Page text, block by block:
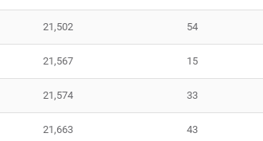
21,502 54
21,567 15
21,574 33
21,663 43